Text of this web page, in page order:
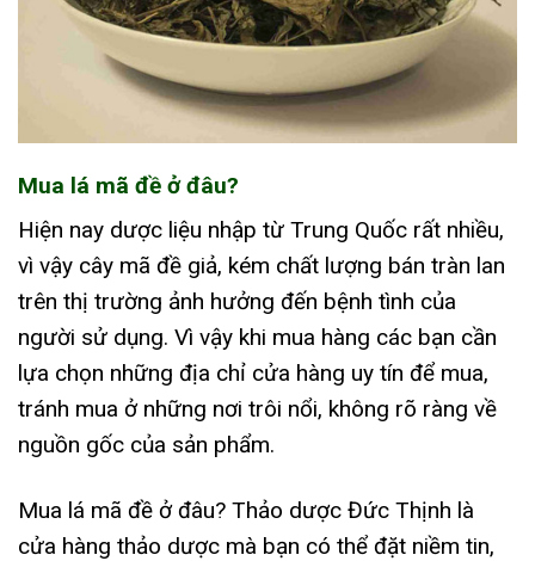
Mua lá mã đề ở đâu?
Hiện nay dược liệu nhập từ Trung Quốc rất nhiều,
vì vậy cây mã đề giả, kém chất lượng bán tràn lan
trên thị trường ảnh hưởng đến bệnh tình của
người sử dụng. Vì vậy khi mua hàng các bạn cần
lựa chọn những địa chỉ cửa hàng uy tín để mua,
tránh mua ở những nơi trôi nổi, không rõ ràng về
nguồn gốc của sản phẩm.
Mua lá mã đề ở đâu? Thảo dược Đức Thịnh là
cửa hàng thảo dược mà bạn có thể đặt niềm tin,